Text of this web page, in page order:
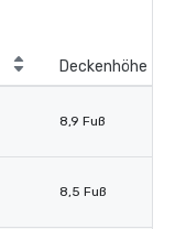
Deckenhöhe
8,9 Fuß
8,5 Fuß